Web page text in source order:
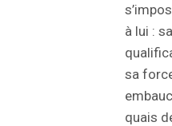
à lui :
sa
quais